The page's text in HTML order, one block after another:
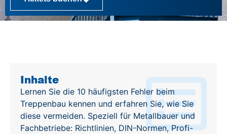
Inhalte
Lernen Sie die 10 häufigsten Fehler beim
Treppenbau kennen und erfahren Sie, wie Sie
diese vermeiden. Speziell für Metallbauer und
Fachbetriebe: Richtlinien, DIN-Normen, Profi-